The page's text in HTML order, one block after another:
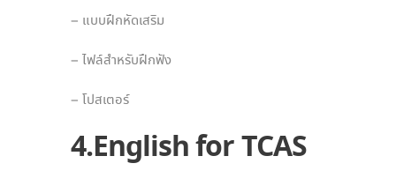
– แบบฝึกหัดเสริม
– ไฟล์สำหรับฝึกฟัง
– โปสเตอร์
4.English for TCAS